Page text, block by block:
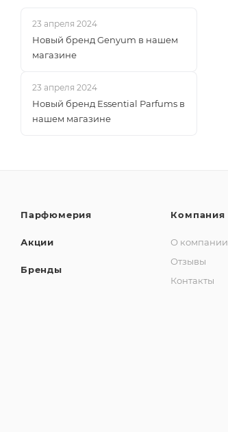
23 апреля 2024
Новый бренд Genyum в нашем
магазине
23 апреля 2024
Новый бренд Essential Parfums в
нашем магазине
Парфюмерия
Акции
Бренды
Компания
О компании
Отзывы
Контакты